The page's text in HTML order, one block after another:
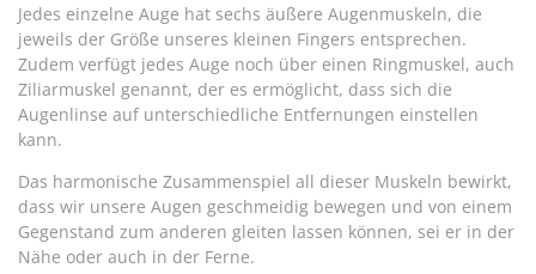
Jedes einzelne Auge hat sechs äußere Augenmuskeln, die
jeweils der Größe unseres kleinen Fingers entsprechen.
Zudem verfügt jedes Auge noch über einen Ringmuskel, auch
Ziliarmuskel genannt, der es ermöglicht, dass sich die
Augenlinse auf unterschiedliche Entfernungen einstellen
kann.
Das harmonische Zusammenspiel all dieser Muskeln bewirkt,
dass wir unsere Augen geschmeidig bewegen und von einem
Gegenstand zum anderen gleiten lassen können, sei er in der
Nähe oder auch in der Ferne.